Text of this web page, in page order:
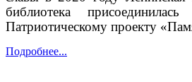
библиотека
Патриотическому проекту
Подробнее...